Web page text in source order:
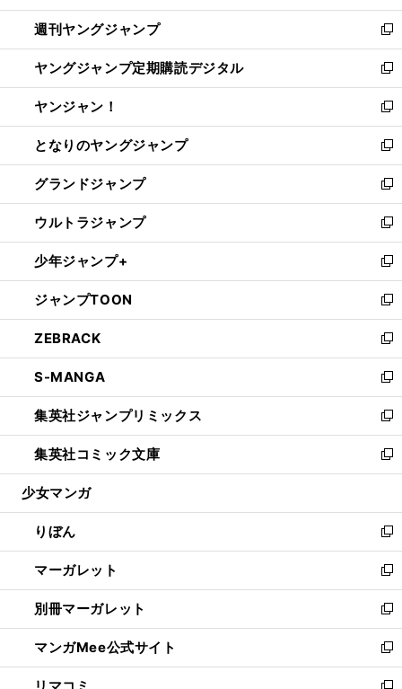
開
く
ウ
で
開
く
ン
ド
ウ
で
開
く
ウ
ィ
ン
ド
ウ
で
開
く
週刊ヤングジャンプ
新
し
い
ウ
ィ
ン
ド
ウ
で
開
く
ヤングジャンプ定期購読デジタル
新
し
い
ウ
ィ
ン
ド
ウ
で
開
く
ヤンジャン！
新
し
い
ウ
ィ
ン
ド
ウ
で
開
く
となりのヤングジャンプ
新
し
い
ウ
ィ
ン
ド
ウ
で
開
く
グランドジャンプ
新
し
い
ウ
ィ
ン
ド
ウ
で
開
く
ウルトラジャンプ
新
し
い
ウ
ィ
ン
ド
ウ
で
開
く
少年ジャンプ+
新
し
い
ウ
ィ
ン
ド
ウ
で
開
く
ジャンプTOON
新
し
い
ウ
ィ
ン
ド
ウ
で
開
ZEBRACK
新
し
い
ウ
ィ
ン
ド
ウ
開
く
S-MANGA
新
し
い
ウ
ィ
ン
ウ
で
開
く
集英社ジャンプリミックス
新
し
い
ウ
ン
ド
ウ
で
開
く
集英社コミック文庫
新
し
ウ
ィ
ン
ド
ウ
で
開
く
少女マンガ
りぼん
新
し
い
ウ
ィ
ン
ド
ウ
マーガレット
新
し
い
ウ
ィ
ン
別冊マーガレット
新
し
い
ウ
マンガMee公式サイト
新
し